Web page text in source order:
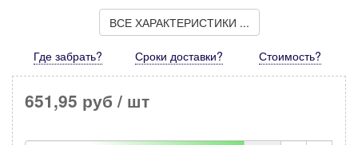
ВСЕ ХАРАКТЕРИСТИКИ ...
Где забрать? Сроки доставки? Стоимость?
651,95 руб / шт